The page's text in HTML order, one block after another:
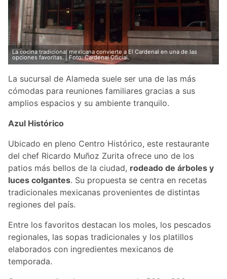
La cocina tradicional mexicana convierte a El Cardenal en una de las
opciones favoritas. | Foto: Cardenal Oficial.
La sucursal de Alameda suele ser una de las más
cómodas para reuniones familiares gracias a sus
amplios espacios y su ambiente tranquilo.
Azul Histórico
Ubicado en pleno Centro Histórico, este restaurante
del chef Ricardo Muñoz Zurita ofrece uno de los
patios más bellos de la ciudad, rodeado de árboles y
luces colgantes. Su propuesta se centra en recetas
tradicionales mexicanas provenientes de distintas
regiones del país.
Entre los favoritos destacan los moles, los pescados
regionales, las sopas tradicionales y los platillos
elaborados con ingredientes mexicanos de
temporada.